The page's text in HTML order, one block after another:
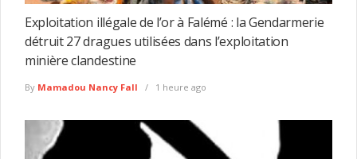
Exploitation illégale de l’or à Falémé : la Gendarmerie
détruit 27 dragues utilisées dans l’exploitation
minière clandestine
By Mamadou Nancy Fall 1 heure ago